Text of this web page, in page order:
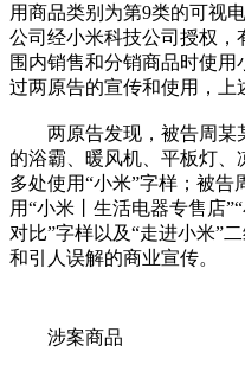
用商品类别为第9类的可视
公司经小米科技公司授权，
围内销售和分销商品时使
过两原告的宣传和使用，上
两原告发现，被告周某
的浴霸、暖风机、平板灯、
多处使用“小米”字样；被
用“小米丨生活电器专售店
对比”字样以及“走进小米”
和引人误解的商业宣传。
涉案商品